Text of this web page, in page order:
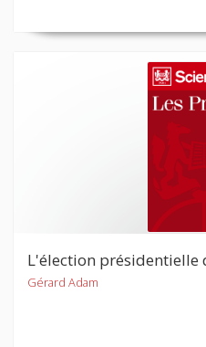
L'élection présidentielle
Gérard Adam